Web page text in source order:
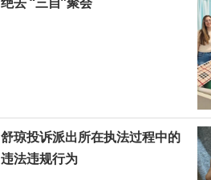
舒琼投诉派出所在执法过程中的
违法违规行为